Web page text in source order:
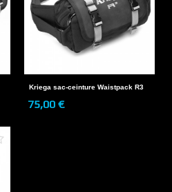
Kriega sac-ceinture Waistpack R3
75,00 €